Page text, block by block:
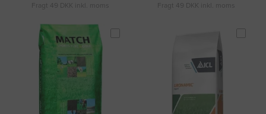
Fragt 49 DKK inkl. moms Fragt 49 DKK inkl. moms